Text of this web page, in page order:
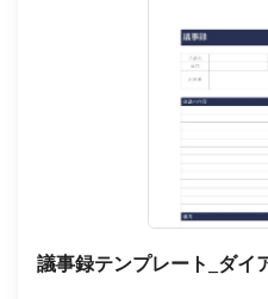
議事録テンプレート_ダイ